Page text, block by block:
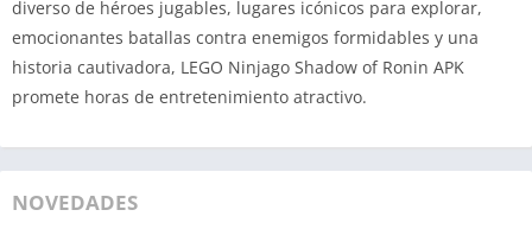
diverso de héroes jugables, lugares icónicos para explorar,
emocionantes batallas contra enemigos formidables y una
historia cautivadora, LEGO Ninjago Shadow of Ronin APK
promete horas de entretenimiento atractivo.
NOVEDADES